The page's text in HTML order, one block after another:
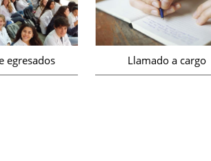
egresados Llamado a cargo